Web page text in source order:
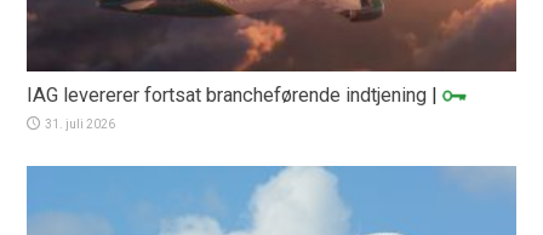
IAG levererer fortsat brancheførende indtjening |
31. juli 2026